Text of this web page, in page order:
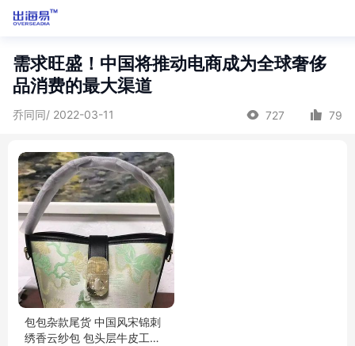
需求旺盛！中国将推动电商成为全球奢侈
品消费的最大渠道
乔同同/ 2022-03-11 727 79
包包杂款尾货 中国风宋锦刺
绣香云纱包 包头层牛皮工厂